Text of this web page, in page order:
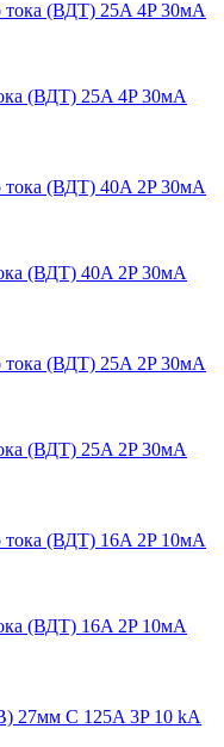
(ВДТ) 25A 4P 30мА
(ВДТ) 40A 2P 30мА
(ВДТ) 25A 2P 30мА
(ВДТ) 16A 2P 10мА